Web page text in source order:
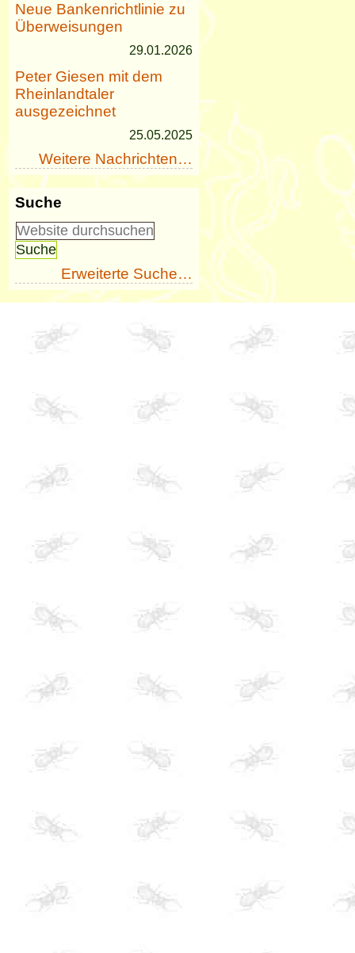
Neue Bankenrichtlinie zu
Überweisungen
29.01.2026
Peter Giesen mit dem
Rheinlandtaler
ausgezeichnet
25.05.2025
Weitere Nachrichten…
Suche
Erweiterte Suche…